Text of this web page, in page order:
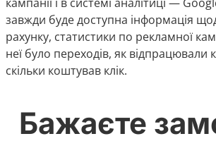
завжди буде доступна інформація
рахунку, статистики по рекламної
неї було переходів, як відпрацювали
скільки коштував клік.
Бажаєте